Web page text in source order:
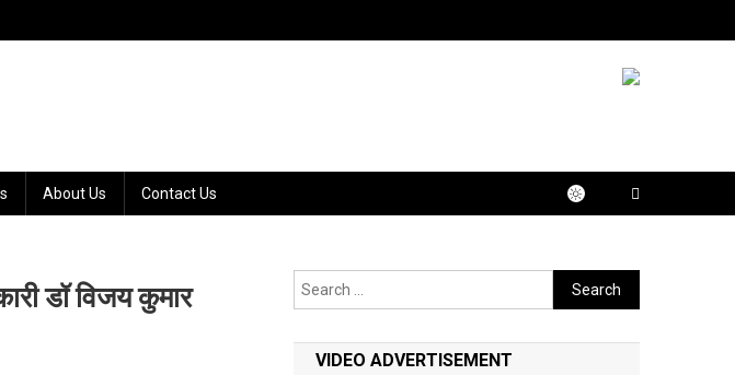
About Us Contact Us
डॉ विजय कुमार
Search
for:
VIDEO ADVERTISEMENT